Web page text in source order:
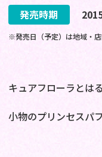
発売時期
※発売日（予定）は地域・店
キュアフローラとは
小物のプリンセスパ